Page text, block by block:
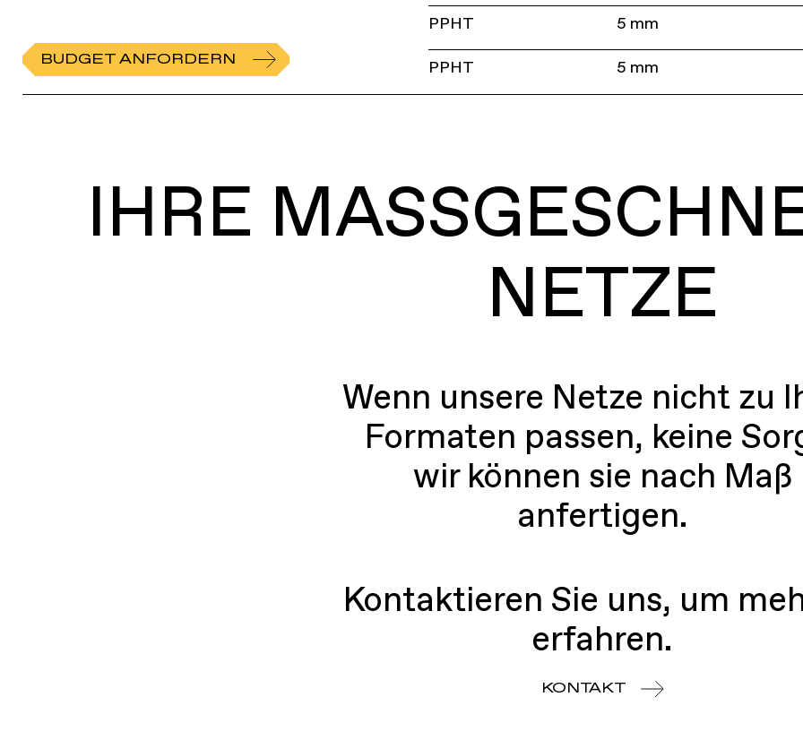
BUDGET ANFORDERN
PPHT 5 mm
PPHT 5 mm
IHRE
NETZE
Wenn unsere Netze nicht zu
Formaten passen, keine
wir können sie nach Maß
anfertigen.
Kontaktieren Sie uns, um
erfahren.
KONTAKT